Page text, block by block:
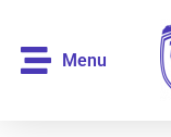
Menu